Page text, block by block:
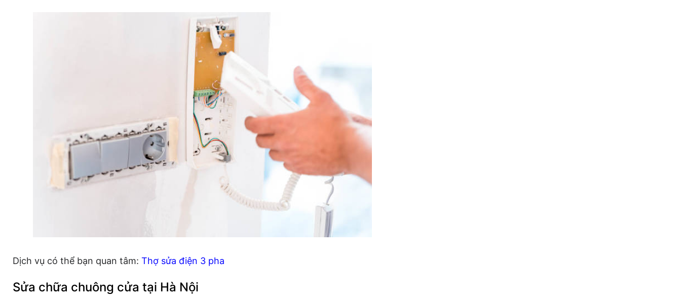
Dịch vụ có thể bạn quan tâm: Thợ sửa điện 3 pha
Sửa chữa chuông cửa tại Hà Nội